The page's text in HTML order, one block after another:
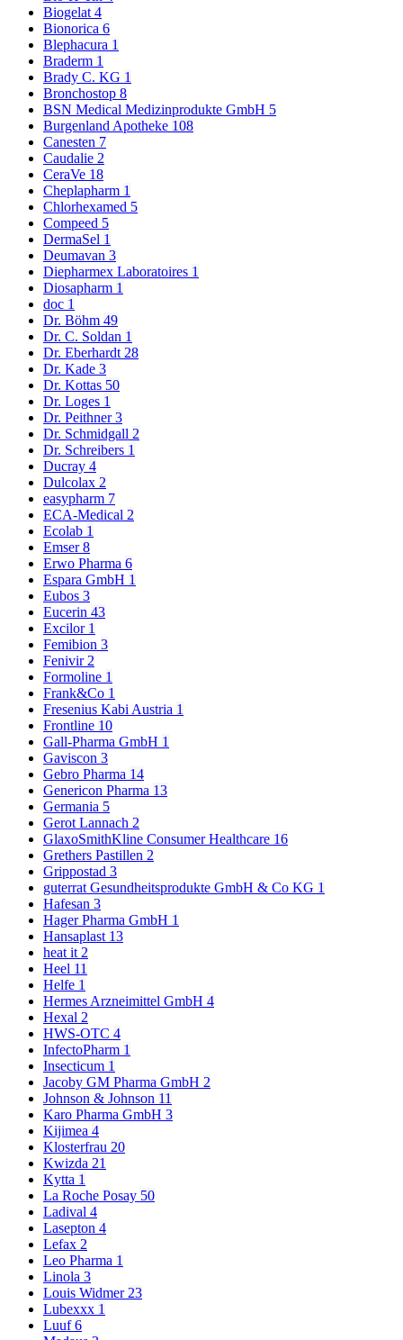
Biogelat 4
Bionorica 6
Blephacura 1
Braderm 1
Brady C. KG 1
Bronchostop 8
BSN Medical Medizinprodukte GmbH 5
Burgenland Apotheke 108
Canesten 7
Caudalie 2
CeraVe 18
Cheplapharm 1
Chlorhexamed 5
Compeed 5
DermaSel 1
Deumavan 3
Diepharmex Laboratoires 1
Diosapharm 1
doc 1
Dr. Böhm 49
Dr. C. Soldan 1
Dr. Eberhardt 28
Dr. Kade 3
Dr. Kottas 50
Dr. Loges 1
Dr. Peithner3
Dr. Schmidgall 2
Dr. Schreibers 1
Ducray 4
Dulcolax 2
easypharm 7
ECA-Medical 2
Ecolab 1
Emser8
Erwo Pharma 6
Espara GmbH 1
Eubos 3
Eucerin 43
Excilor 1
Femibion 3
Fenivir 2
Formoline 1
Frank&Co 1
Fresenius Kabi Austria 1
Frontline 10
Gall-Pharma GmbH 1
Gaviscon 3
Gebro Pharma 14
Genericon Pharma 13
Germania 5
Gerot Lannach 2
GlaxoSmithKline Consumer Healthcare 16
Grethers Pastillen 2
Grippostad 3
guterrat Gesundheitsprodukte GmbH & Co KG 1
Hafesan 3
Hager Pharma GmbH 1
Hansaplast 13
heat it 2
Heel 11
Helfe 1
Hermes Arzneimittel GmbH 4
Hexal 2
HWS-OTC 4
InfectoPharm 1
Insecticum 1
Jacoby GM Pharma GmbH 2
Johnson & Johnson 11
Karo Pharma GmbH 3
Kijimea 4
Klosterfrau 20
Kwizda 21
Kytta 1
La Roche Posay 50
Ladival 4
Lasepton 4
Lefax 2
Leo Pharma 1
Linola 3
Louis Widmer 23
Lubexxx 1
Luuf6